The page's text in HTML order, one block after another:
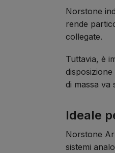
Norstone
rende
collegate.
Tuttavia, è
di massa va
Ideale
Norstone
sistemi